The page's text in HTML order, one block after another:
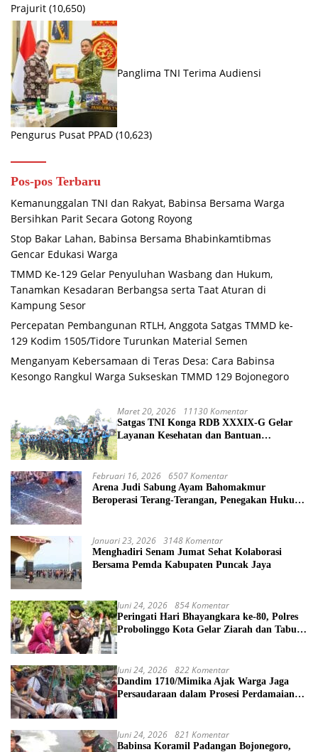
Prajurit (10,650)
Panglima TNI Terima Audiensi
Pengurus Pusat PPAD (10,623)
Pos-pos Terbaru
Kemanunggalan TNI dan Rakyat, Babinsa Bersama Warga
Bersihkan Parit Secara Gotong Royong
Stop Bakar Lahan, Babinsa Bersama Bhabinkamtibmas
Gencar Edukasi Warga
TMMD Ke-129 Gelar Penyuluhan Wasbang dan Hukum,
Tanamkan Kesadaran Berbangsa serta Taat Aturan di
Kampung Sesor
Percepatan Pembangunan RTLH, Anggota Satgas TMMD ke-
129 Kodim 1505/Tidore Turunkan Material Semen
Menganyam Kebersamaan di Teras Desa: Cara Babinsa
Kesongo Rangkul Warga Sukseskan TMMD 129 Bojonegoro
Maret 20, 2026 11130 Komentar
Satgas TNI Konga RDB XXXIX-G Gelar
Layanan Kesehatan dan Bantuan
Februari 16, 2026 6507 Komentar
Arena Judi Sabung Ayam Bahomakmur
Beroperasi Terang-Terangan, Penegakan Hukum
Januari 23, 2026 3148 Komentar
Menghadiri Senam Jumat Sehat Kolaborasi
Bersama Pemda Kabupaten Puncak Jaya
Juni 24, 2026 854 Komentar
Peringati Hari Bhayangkara ke-80, Polres
Probolinggo Kota Gelar Ziarah dan Tabur
Juni 24, 2026 822 Komentar
Dandim 1710/Mimika Ajak Warga Jaga
Persaudaraan dalam Prosesi Perdamaian
Juni 24, 2026 821 Komentar
Babinsa Koramil Padangan Bojonegoro,